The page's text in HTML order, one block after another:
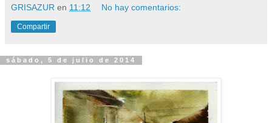
GRISAZUR en 11:12 No hay comentarios:
Compartir
sábado, 5 de julio de 2014